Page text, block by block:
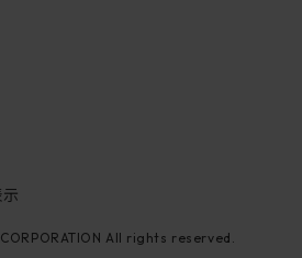
All rights reserved.